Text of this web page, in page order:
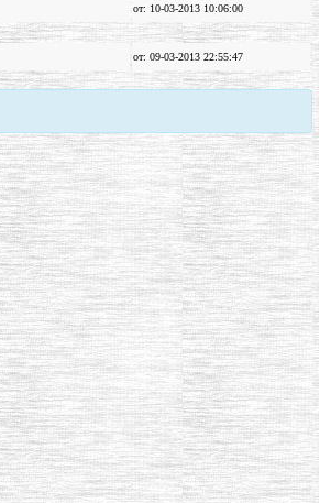
от: 10-03-2013 10:06:00
от: 09-03-2013 22:55:47